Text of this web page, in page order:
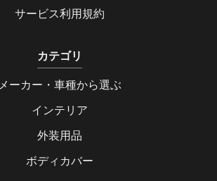
サービス利用規約
カテゴリ
メーカー・車種から選ぶ
インテリア
外装用品
ボディカバー